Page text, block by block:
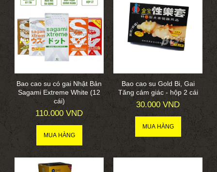
Bao cao su có gai Nhật Bản
Sagami Extreme White (12
cái)
110.000 VND
Bao cao su Gold Bi, Gai
Tăng cảm giác - hộp 2 cái
30.000 VND